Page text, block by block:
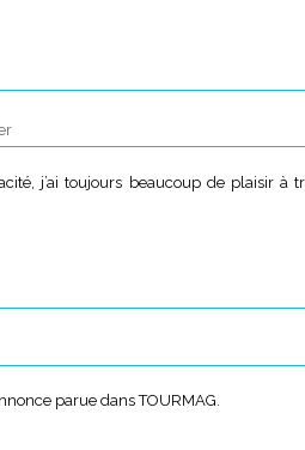
j’ai toujours beaucoup de plaisir à
parue dans TOURMAG.